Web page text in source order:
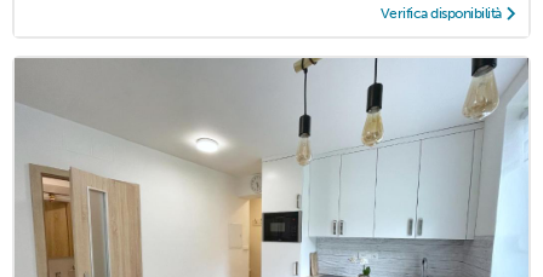
Verifica disponibilità